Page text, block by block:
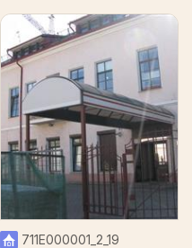
711Е000001_2_19